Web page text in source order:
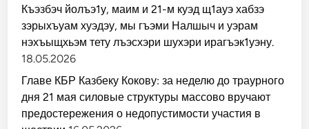
Къэзбэч йолъэ1у, маим и 21-м куэд щ1ауэ хабзэ
зэрыхъуам хуэдэу, мы гъэми Налшыч и уэрам
нэхъыщхьэм тету лъэсхэри шухэри ирагъэк1уэну.
18.05.2026
Главе КБР Казбеку Кокову: за неделю до траурного
дня 21 мая силовые структуры массово вручают
предостережения о недопустимости участия в